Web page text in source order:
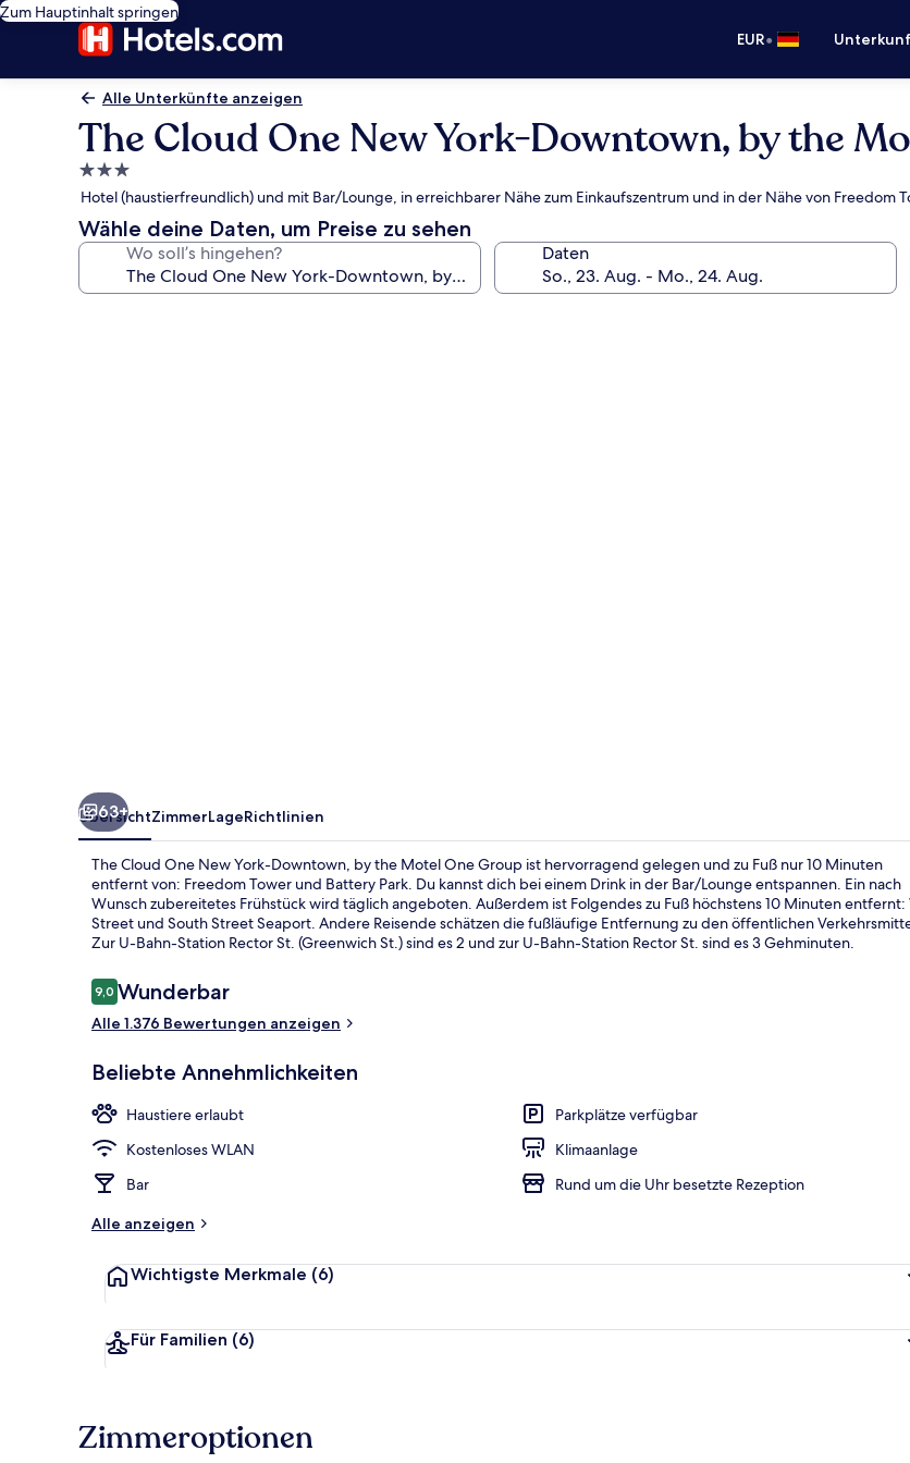
Zum Hauptinhalt springen
EUR•
Alle Unterkünfte anzeigen
The Cloud One New York-Downtown, by the
3.0-
Sterne-
Unterkunft
Hotel (haustierfreundlich) und mit Bar/Lounge, in erreichbarer Nähe zum Einkaufszentrum und in der Nähe von Freedom
Wähle deine Daten, um Preise zu sehen
Wo soll’s hingehen? Daten
63+
ÜbersichtZimmerLageRichtlinien
The Cloud One New York-Downtown, by the Motel One Group ist hervorragend gelegen und zu Fuß nur 10 Minuten
entfernt von: Freedom Tower und Battery Park. Du kannst dich bei einem Drink in der Bar/Lounge entspannen. Ein nach
Wunsch zubereitetes Frühstück wird täglich angeboten. Außerdem ist Folgendes zu Fuß höchstens 10 Minuten entfernt:
Street und South Street Seaport. Andere Reisende schätzen die fußläufige Entfernung zu den öffentlichen
Zur U-Bahn-Station Rector St. (Greenwich St.) sind es 2 und zur U-Bahn-Station Rector St. sind es 3 Gehminuten.
Bewertungen
9,09,0 von 10.
Wunderbar
Alle 1.376 Bewertungen anzeigen
Beliebte Annehmlichkeiten
Haustiere erlaubt
Parkplätze verfügbar
Kostenloses WLAN
Klimaanlage
Bar
Rund um die Uhr besetzte Rezeption
Alle anzeigen
Wichtigste Merkmale (6)
Für Familien (6)
Zimmeroptionen